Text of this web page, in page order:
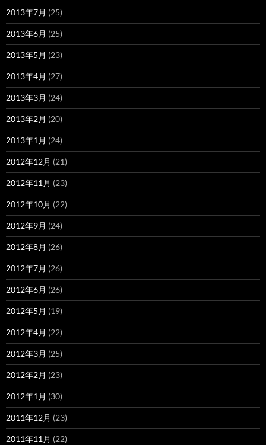
2013年7月 (25)
2013年6月 (25)
2013年5月 (23)
2013年4月 (27)
2013年3月 (24)
2013年2月 (20)
2013年1月 (24)
2012年12月 (21)
2012年11月 (23)
2012年10月 (22)
2012年9月 (24)
2012年8月 (26)
2012年7月 (26)
2012年6月 (26)
2012年5月 (19)
2012年4月 (22)
2012年3月 (25)
2012年2月 (23)
2012年1月 (30)
2011年12月 (23)
2011年11月 (22)